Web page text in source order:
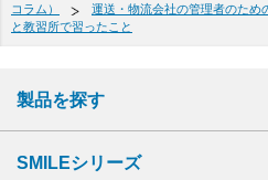
コラム）
運送・物流会社の管理者のため
と教習所で習ったこと
製品を探す
SMILEシリーズ